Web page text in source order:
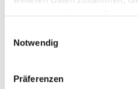
Notwendig
Präferenzen